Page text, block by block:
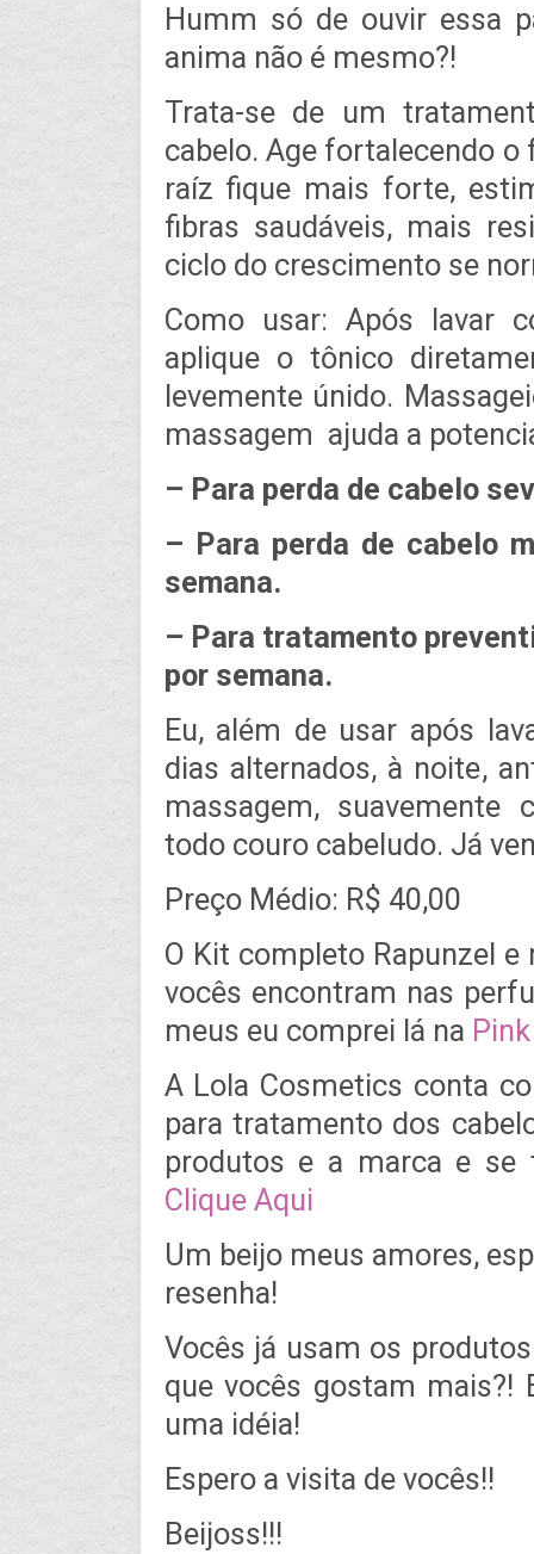
Humm só de ouvir essa
anima não é mesmo?!
Trata-se de um
cabelo. Age fortalecendo
raíz fique mais forte,
fibras saudáveis, mais
ciclo do crescimento se
Como usar: Após lavar
aplique o tônico
levemente únido.
massagem ajuda a
– Para perda de cabelo
– Para perda de cabelo
semana.
– Para tratamento
por semana.
Eu, além de usar após
dias alternados, à noite,
massagem, suavemente
todo couro cabeludo. Já
Preço Médio: R$ 40,00
O Kit completo Rapunzel
vocês encontram nas
meus eu comprei lá na
A Lola Cosmetics conta
para tratamento dos
produtos e a marca e se
Clique Aqui
Um beijo meus amores,
resenha!
Vocês já usam os
que vocês gostam mais?!
uma idéia!
Espero a visita de vocês!!
Beijoss!!!